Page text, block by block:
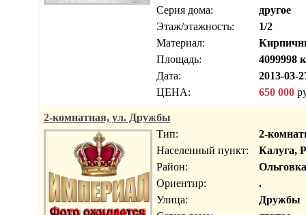
Серия дома:
другое
Этаж/этажность:
1/2
Материал:
Площадь:
4099998
Дата:
2013-03-
ЦЕНА:
650 000
2-комнатная, ул. Дружбы
Тип:
2-
Населенный пункт:
Калуга,
Район:
Ольговка
Ориентир:
.
Улица:
Дружбы